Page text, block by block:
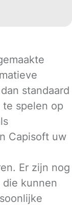
standaard
spelen op
Capisoft uw
Er zijn nog
kunnen